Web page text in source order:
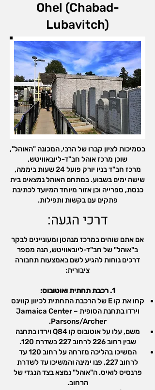
Ohel (Chabad-
Lubavitch)
בסמיכות לציון קברו של הרבי, המכונה "האוהל",
שוכן מרכז אוהל חב"ד-ליובאוויטש.
מרכז חב"ד בניו יורק פועל 24 שעות ביממה,
שישה ימים בשבוע. במתחם האוהל נמצאים בית
כנסת, ספרייה וכן אזור מיוחד המיועד לכתיבת
פתקים עם בקשות ותפילות.
דרכי הגעה:
אם אתם שוהים במרכז מנהטן ומעוניינים לבקר
ב"אוהל" של חב"ד-ליובאוויטש, הנה מספר
דרכים נוחות להגיע לשם באמצעות תחבורה
ציבורית:
1. רכבת תחתית ואוטובוס:
קחו את קו E של הרכבת התחתית לכיוון קווינס
וירדו בתחנת הסופית Jamaica Center –
Parsons/Archer.
משם, עלו על אוטובוס קו Q84 וירדו בתחנה
שבין רחוב 226 לרחוב 227 בשדרת 120.
המשיכו בהליכה מזרחה על רחוב 120 עד
לרחוב 227, פנו ימינה והמשיכו עד לשדרת
פרנסיס לואיס. ה"אוהל" נמצא בצד הנגדי של
הרחוב.